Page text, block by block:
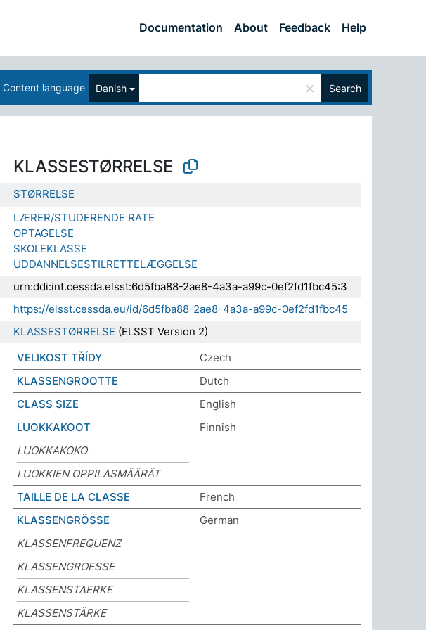
Documentation About Feedback Help
Content language Danish × Search
KLASSESTØRRELSE
STØRRELSE
LÆRER/STUDERENDE RATE
OPTAGELSE
SKOLEKLASSE
UDDANNELSESTILRETTELÆGGELSE
urn:ddi:int.cessda.elsst:6d5fba88-2ae8-4a3a-a99c-0ef2fd1fbc45:3
https://elsst.cessda.eu/id/6d5fba88-2ae8-4a3a-a99c-0ef2fd1fbc45
KLASSESTØRRELSE (ELSST Version 2)
VELIKOST TŘÍDY
Czech
KLASSENGROOTTE
Dutch
CLASS SIZE
English
LUOKKAKOOT
Finnish
LUOKKAKOKO
LUOKKIEN OPPILASMÄÄRÄT
TAILLE DE LA CLASSE
French
KLASSENGRÖSSE
German
KLASSENFREQUENZ
KLASSENGROESSE
KLASSENSTAERKE
KLASSENSTÄRKE